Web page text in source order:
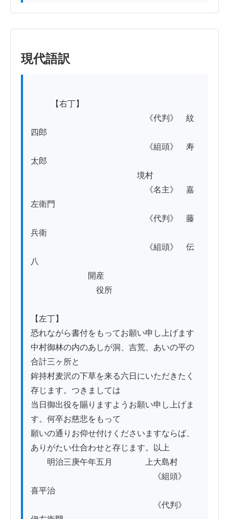
現代語訳
《代判》　紋
四郎
《組頭》　寿
太郎
境村
《名主》　嘉
左衛門
《代判》　藤
兵衛
《組頭》　伝
八
開産
役所
【左丁】
恐れながら書付をもってお願い申し上げます
中村御林の内のあしが洞、吉荒、あいの平の
合計三ヶ所と
鉾持村麦沢の下草を来る六日にいただきたく
存じます。つきましては
当日御出役を賜りますようお願い申し上げま
す。何卒お慈悲をもって
願いの通りお仰せ付けくださいますならば、
ありがたい仕合わせと存じます。以上
明治三庚午年五月　　　　上大島村
《組頭》
喜平治
《代判》